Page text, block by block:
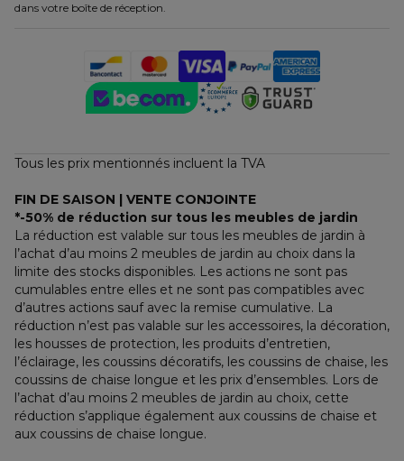
dans votre boîte de réception.
Tous les prix mentionnés incluent la TVA
FIN DE SAISON | VENTE CONJOINTE
*-50% de réduction sur tous les meubles de jardin
La réduction est valable sur tous les meubles de jardin à
l’achat d’au moins 2 meubles de jardin au choix dans la
limite des stocks disponibles. Les actions ne sont pas
cumulables entre elles et ne sont pas compatibles avec
d’autres actions sauf avec la remise cumulative. La
réduction n’est pas valable sur les accessoires, la décoration,
les housses de protection, les produits d’entretien,
l’éclairage, les coussins décoratifs, les coussins de chaise, les
coussins de chaise longue et les prix d’ensembles. Lors de
l’achat d’au moins 2 meubles de jardin au choix, cette
réduction s’applique également aux coussins de chaise et
aux coussins de chaise longue.